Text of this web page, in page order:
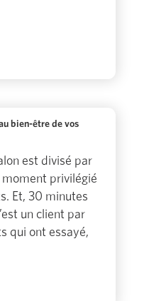
bien-être de vos
est divisé par
moment privilégié
Et, 30 minutes
un client par
qui ont essayé,